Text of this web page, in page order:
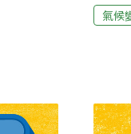
板已於
貯存清
座滯
洪池，
其餘明
辦，
延伸
與輸
能源
氣候